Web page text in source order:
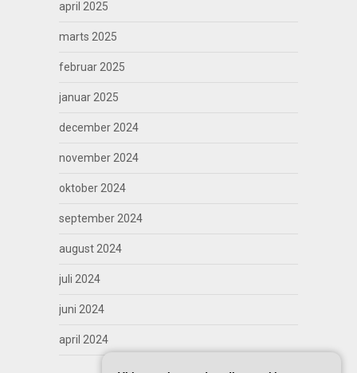
april 2025
marts 2025
februar 2025
januar 2025
december 2024
november 2024
oktober 2024
september 2024
august 2024
juli 2024
juni 2024
april 2024